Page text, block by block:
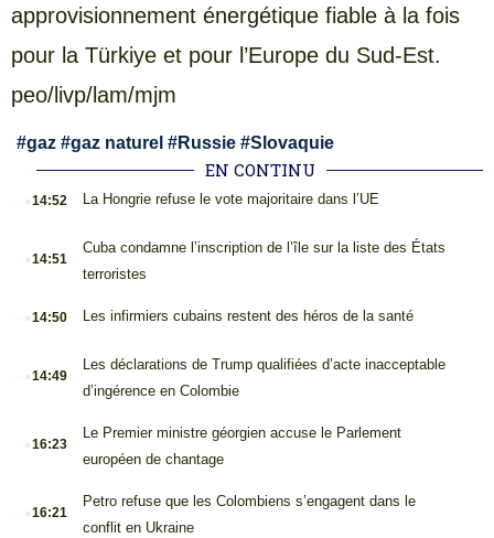
approvisionnement énergétique fiable à la fois
pour la Türkiye et pour l’Europe du Sud-Est.
peo/livp/lam/mjm
#gaz #gaz naturel #Russie #Slovaquie
EN CONTINU
.14:52 La Hongrie refuse le vote majoritaire dans l’UE
.14:51
Cuba condamne l’inscription de l’île sur la liste des États
terroristes
.14:50 Les infirmiers cubains restent des héros de la santé
.14:49
Les déclarations de Trump qualifiées d’acte inacceptable
d’ingérence en Colombie
.16:23
Le Premier ministre géorgien accuse le Parlement
européen de chantage
.16:21
Petro refuse que les Colombiens s’engagent dans le
conflit en Ukraine